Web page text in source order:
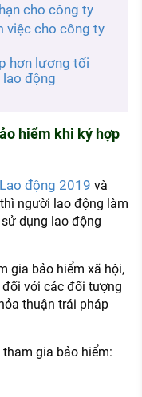
cho công ty
việc cho công ty
hơn lương tối
động
hiểm khi ký hợp
động 2019 và
người lao động làm
dụng lao động
gia bảo hiểm xã hội,
với các đối tượng
thuận trái pháp
gia bảo hiểm: